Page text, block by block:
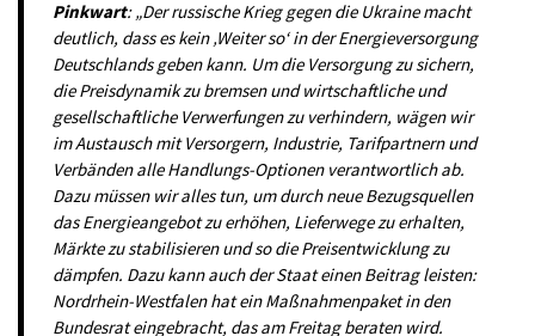
Pinkwart: „Der russische Krieg gegen die Ukraine macht
deutlich, dass es kein ‚Weiter so‘ in der Energieversorgung
Deutschlands geben kann. Um die Versorgung zu sichern,
die Preisdynamik zu bremsen und wirtschaftliche und
gesellschaftliche Verwerfungen zu verhindern, wägen wir
im Austausch mit Versorgern, Industrie, Tarifpartnern und
Verbänden alle Handlungs-Optionen verantwortlich ab.
Dazu müssen wir alles tun, um durch neue Bezugsquellen
das Energieangebot zu erhöhen, Lieferwege zu erhalten,
Märkte zu stabilisieren und so die Preisentwicklung zu
dämpfen. Dazu kann auch der Staat einen Beitrag leisten:
Nordrhein-Westfalen hat ein Maßnahmenpaket in den
Bundesrat eingebracht, das am Freitag beraten wird.